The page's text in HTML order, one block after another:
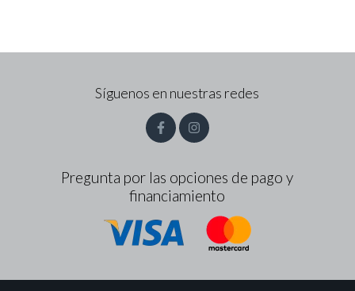
Síguenos en nuestras redes
Pregunta por las opciones de pago y
financiamiento